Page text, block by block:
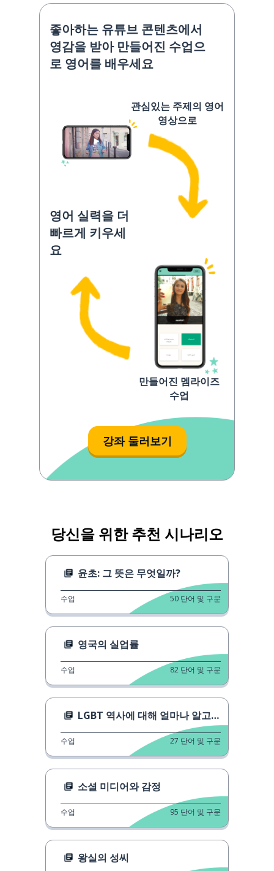
좋아하는 유튜브 콘텐츠에서
영감을 받아 만들어진 수업으
로 영어를 배우세요
관심있는 주제의 영어
영상으로
영어 실력을 더
빠르게 키우세
요
만들어진 멤라이즈
수업
강좌 둘러보기
당신을 위한 추천 시나리오
윤초: 그 뜻은 무엇일까?
수업 50 단어 및 구문
영국의 실업률
수업 82 단어 및 구문
LGBT 역사에 대해 얼마나 알고 있나요?
수업 27 단어 및 구문
소셜 미디어와 감정
수업 95 단어 및 구문
왕실의 성씨